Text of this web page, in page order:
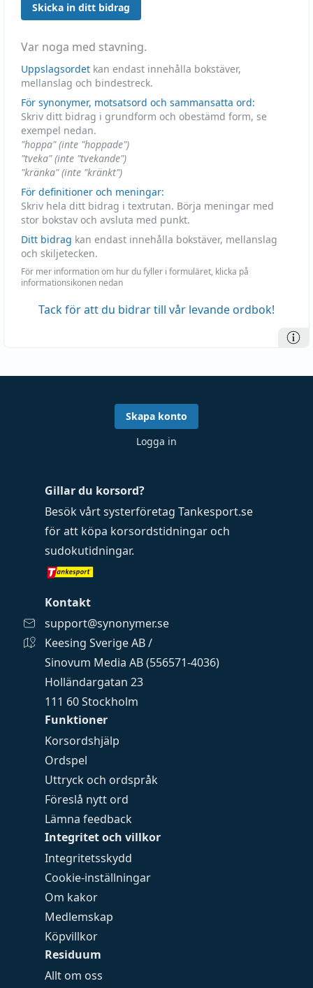
Skicka in ditt bidrag
Var noga med stavning.
Uppslagsordet kan endast innehålla bokstäver,
mellanslag och bindestreck.
För synonymer, motsatsord och sammansatta ord:
Skriv ditt bidrag i grundform och obestämd form, se
exempel nedan.
"hoppa" (inte "hoppade")
"tveka" (inte "tvekande")
"kränka" (inte "kränkt")
För definitioner och meningar:
Skriv hela ditt bidrag i textrutan. Börja meningar med
stor bokstav och avsluta med punkt.
Ditt bidrag kan endast innehålla bokstäver, mellanslag
och skiljetecken.
För mer information om hur du fyller i formuläret, klicka på
informationsikonen nedan
Tack för att du bidrar till vår levande ordbok!
Funktioner
Korsordshjälp
Ordspel
Uttryck och ordspråk
Föreslå nytt ord
Lämna feedback
Integritet och villkor
Integritetsskydd
Cookie-inställningar
Om kakor
Medlemskap
Köpvillkor
Residuum
Allt om oss
Gillar du korsord?
Besök vårt systerföretag Tankesport.se
för att köpa korsordstidningar och
sudokutidningar.
Kontakt
support@synonymer.se
Keesing Sverige AB /
Sinovum Media AB (556571-4036)
Holländargatan 23
111 60 Stockholm
Skapa konto
Logga in